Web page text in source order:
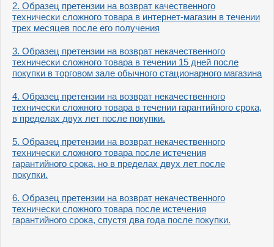
2. Образец претензии на возврат качественного
технически сложного товара в интернет-магазин в течении
трех месяцев после его получения
3. Образец претензии на возврат некачественного
технически сложного товара в течении 15 дней после
покупки в торговом зале обычного стационарного магазина
4. Образец претензии на возврат некачественного
технически сложного товара в течении гарантийного срока,
в пределах двух лет после покупки.
5. Образец претензии на возврат некачественного
технически сложного товара после истечения
гарантийного срока, но в пределах двух лет после
покупки.
6. Образец претензии на возврат некачественного
технически сложного товара после истечения
гарантийного срока, спустя два года после покупки.